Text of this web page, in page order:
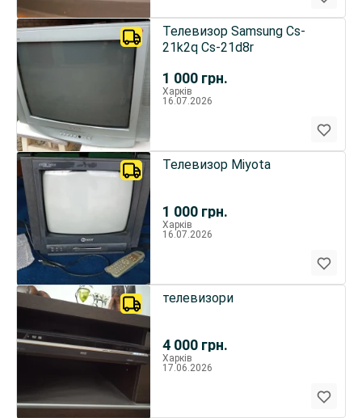
1 000 грн.
Телевизор Samsung Cs-
21k2q Cs-21d8r
Харків
16.07.2026
1 000 грн.
Телевизор Miyota
Харків
16.07.2026
4 000 грн.
телевизори
Харків
17.06.2026